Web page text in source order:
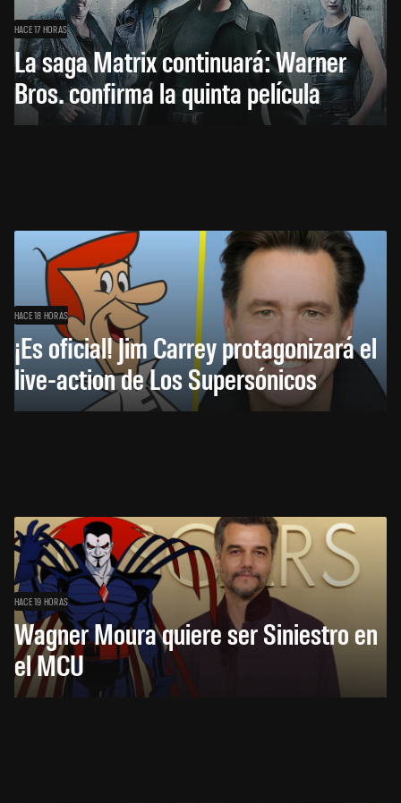
HACE 17 HORAS
La saga Matrix continuará: Warner
Bros. confirma la quinta película
HACE 18 HORAS
¡Es oficial! Jim Carrey protagonizará el
live-action de Los Supersónicos
HACE 19 HORAS
Wagner Moura quiere ser Siniestro en
el MCU